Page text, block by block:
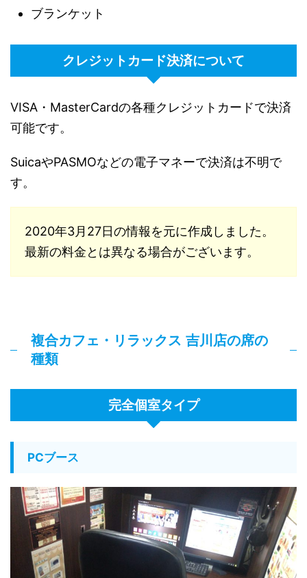
ブランケット
クレジットカード決済について
VISA・MasterCardの各種クレジットカードで決済
可能です。
SuicaやPASMOなどの電子マネーで決済は不明で
す。
2020年3月27日の情報を元に作成しました。
最新の料金とは異なる場合がございます。
複合カフェ・リラックス 吉川店の席の
種類
完全個室タイプ
PCブース